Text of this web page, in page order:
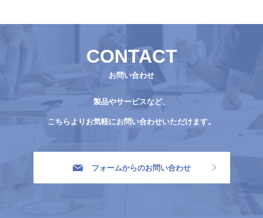
CONTACT
お問い合わせ
製品やサービスなど、
こちらよりお気軽にお問い合わせいただけます。
フォームからのお問い合わせ